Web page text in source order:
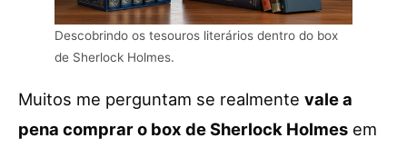
Descobrindo os tesouros literários dentro do box
de Sherlock Holmes.
Muitos me perguntam se realmente vale a
pena comprar o box de Sherlock Holmes em